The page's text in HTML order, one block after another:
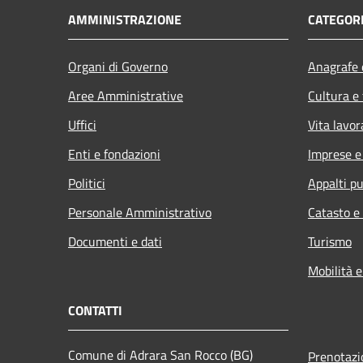
AMMINISTRAZIONE
Organi di Governo
Aree Amministrative
Uffici
Enti e fondazioni
Politici
Personale Amministrativo
Documenti e dati
Cultura
Vita
Imprese
Appalti
Catasto
Turismo
Mobilità
CONTATTI
Comune di Adrara San Rocco (BG)